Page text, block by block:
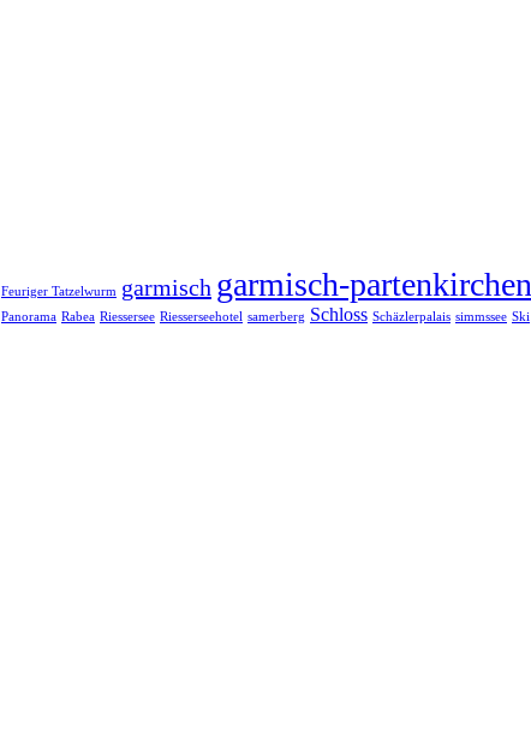
Feuriger Tatzelwurm garmisch garmisch-partenkirchen
Panorama Rabea Riessersee Riesserseehotel samerberg Schloss Schäzlerpalais simmssee Ski